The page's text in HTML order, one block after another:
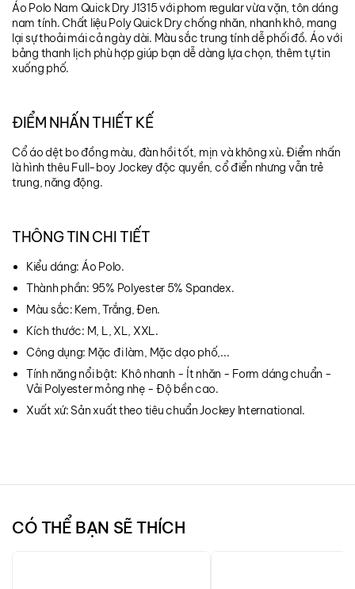
Áo Polo Nam Quick Dry J1315 với phom regular vừa vặn, tôn dáng
nam tính. Chất liệu Poly Quick Dry chống nhăn, nhanh khô, mang
lại sự thoải mái cả ngày dài. Màu sắc trung tính dễ phối đồ. Áo với
bảng thanh lịch phù hợp giúp bạn dễ dàng lựa chọn, thêm tự tin
xuống phố.
ĐIỂM NHẤN THIẾT KẾ
Cổ áo dệt bo đồng màu, đàn hồi tốt, mịn và không xù. Điểm nhấn
là hình thêu Full-boy Jockey độc quyền, cổ điển nhưng vẫn trẻ
trung, năng động.
THÔNG TIN CHI TIẾT
Kiểu dáng: Áo Polo.
Thành phần: 95% Polyester 5% Spandex.
Màu sắc: Kem, Trắng, Đen.
Kích thước: M, L, XL, XXL.
Công dụng: Mặc đi làm, Mặc dạo phố,...
Tính năng nổi bật: Khô nhanh - Ít nhăn - Form dáng chuẩn -
Vải Polyester mỏng nhẹ - Độ bền cao.
Xuất xứ: Sản xuất theo tiêu chuẩn Jockey International.
CÓ THỂ BẠN SẼ THÍCH